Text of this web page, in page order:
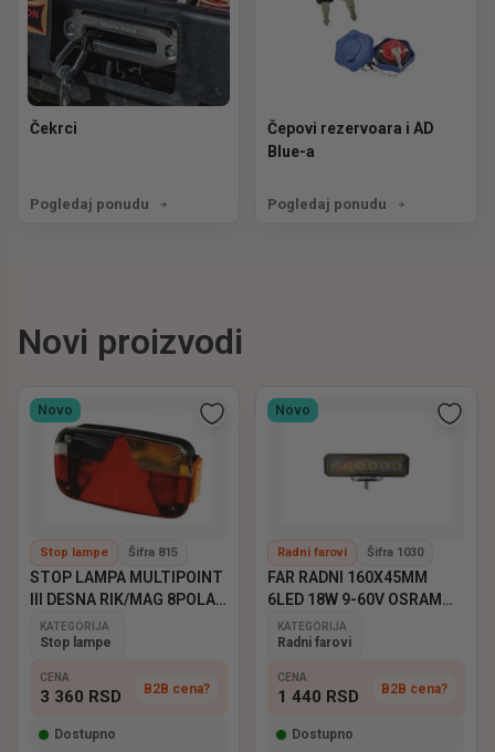
Čekrci
Pogledaj ponudu
Čepovi rezervoara i AD
Blue-a
Pogledaj ponudu
Novi proizvodi
Novo
Stop lampe Šifra 815
STOP LAMPA MULTIPOINT
III DESNA RIK/MAG 8POLA
ASPOCK
KATEGORIJA
Stop lampe
CENA
3 360 RSD B2B cena?
Dostupno
Novo
Radni farovi Šifra 1030
FAR RADNI 160X45MM
6LED 18W 9-60V OSRAM
EMARK
KATEGORIJA
Radni farovi
CENA
1 440 RSD B2B cena?
Dostupno